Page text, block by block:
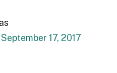
September 17, 2017